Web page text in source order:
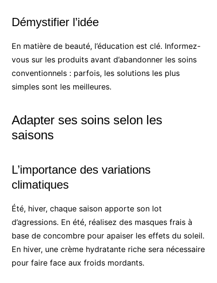
Démystifier l’idée
En matière de beauté, l’éducation est clé. Informez-
vous sur les produits avant d’abandonner les soins
conventionnels : parfois, les solutions les plus
simples sont les meilleures.
Adapter ses soins selon les
saisons
L’importance des variations
climatiques
Été, hiver, chaque saison apporte son lot
d’agressions. En été, réalisez des masques frais à
base de concombre pour apaiser les effets du soleil.
En hiver, une crème hydratante riche sera nécessaire
pour faire face aux froids mordants.